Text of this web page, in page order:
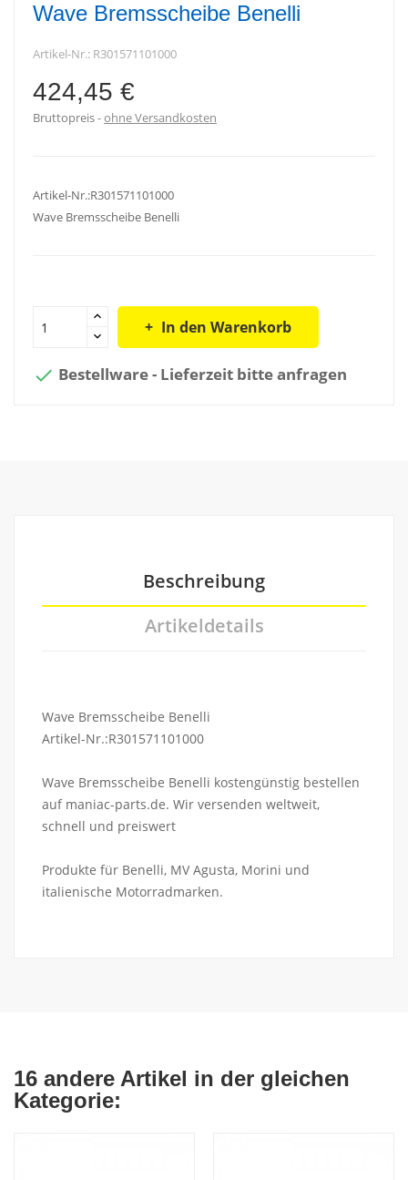
Wave Bremsscheibe Benelli
Artikel-Nr.: R301571101000
424,45 €
Bruttopreis ohne Versandkosten
Artikel-Nr.:R301571101000
Wave Bremsscheibe Benelli
In den Warenkorb
 Bestellware - Lieferzeit bitte anfragen
Beschreibung
Artikeldetails
Wave Bremsscheibe Benelli
Artikel-Nr.:R301571101000
Wave Bremsscheibe Benelli kostengünstig bestellen
auf maniac-parts.de. Wir versenden weltweit,
schnell und preiswert
Produkte für Benelli, MV Agusta, Morini und
italienische Motorradmarken.
16 andere Artikel in der gleichen
Kategorie: